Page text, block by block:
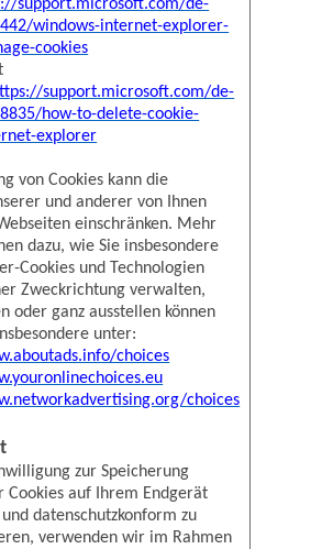
support.microsoft.com/de-
windows-internet-explorer-
cookies
support.microsoft.com/de-
how-to-delete-cookie-
explorer
von Cookies kann die
und anderer von Ihnen
einschränken. Mehr
dazu, wie Sie insbesondere
Cookies und Technologien
Zweckrichtung verwalten,
oder ganz ausstellen können
unter:
choices
choices
zur Speicherung
Cookies auf Ihrem Endgerät
datenschutzkonform zu
verwenden wir im Rahmen